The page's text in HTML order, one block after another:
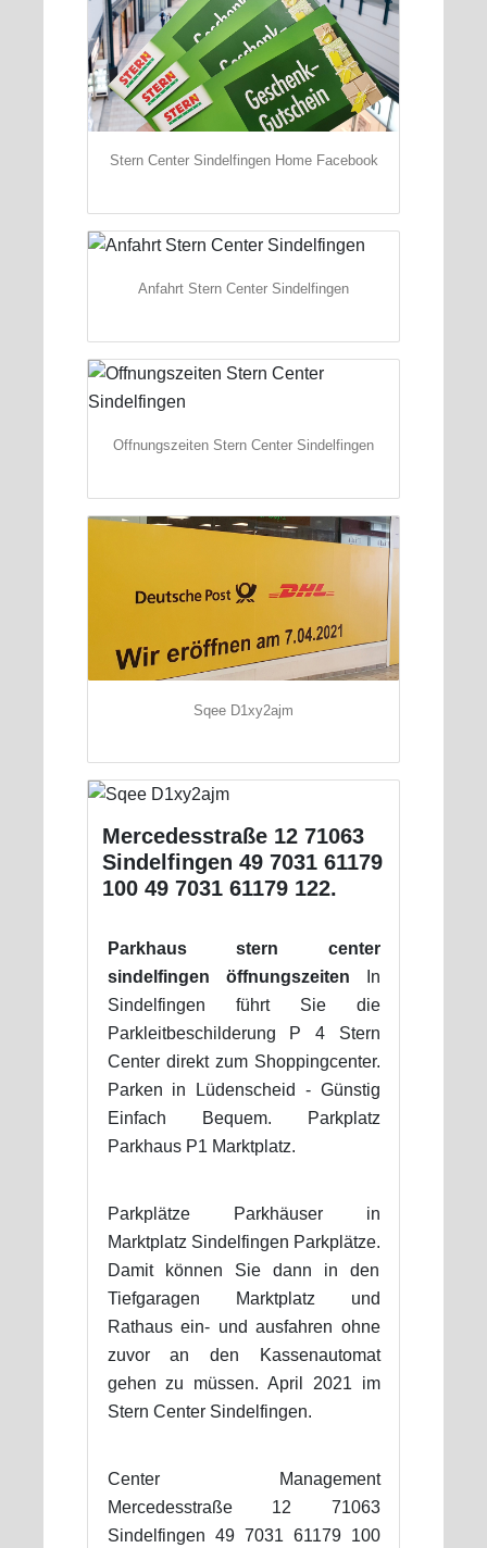
Stern Center Sindelfingen Home Facebook
Anfahrt Stern Center Sindelfingen
Offnungszeiten Stern Center Sindelfingen
Sqee D1xy2ajm
Mercedesstraße 12 71063
Sindelfingen 49 7031 61179
100 49 7031 61179 122.
Parkhaus stern center
sindelfingen öffnungszeiten In
Sindelfingen führt Sie die
Parkleitbeschilderung P 4 Stern
Center direkt zum Shoppingcenter.
Parken in Lüdenscheid - Günstig
Einfach Bequem. Parkplatz
Parkhaus P1 Marktplatz.
Parkplätze Parkhäuser in
Marktplatz Sindelfingen Parkplätze.
Damit können Sie dann in den
Tiefgaragen Marktplatz und
Rathaus ein- und ausfahren ohne
zuvor an den Kassenautomat
gehen zu müssen. April 2021 im
Stern Center Sindelfingen.
Center Management
Mercedesstraße 12 71063
Sindelfingen 49 7031 61179 100